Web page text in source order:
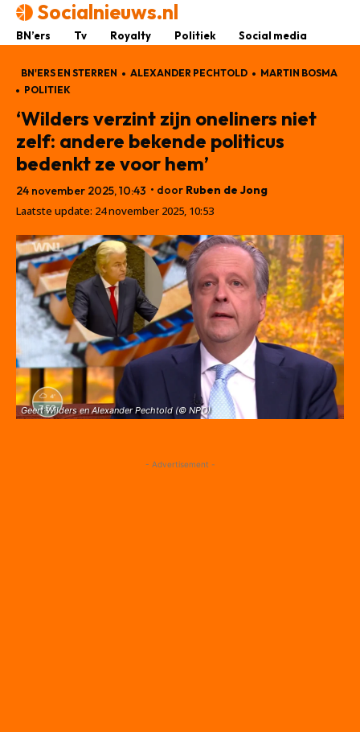
Socialnieuws.nl
BN’ers Tv Royalty Politiek Social media
BN'ERS EN STERREN ALEXANDER PECHTOLD
MARTIN BOSMA
POLITIEK
‘Wilders verzint zijn oneliners niet
zelf: andere bekende politicus
bedenkt ze voor hem’
24 november 2025, 10:43 • door Ruben de Jong
Laatste update: 24 november 2025, 10:53
Geert Wilders en Alexander Pechtold (© NPO)
- Advertisement -